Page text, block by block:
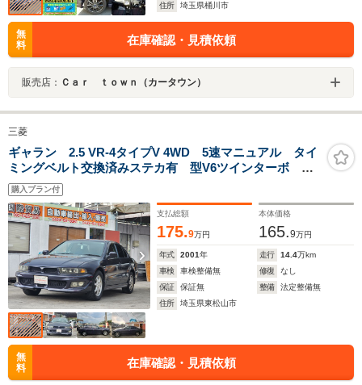
住所
埼玉県桶川市
無
料
在庫確認・見積依頼
販売店： Ｃａｒ ｔｏｗｎ（カータウン）
三菱
ギャラン 2.5 VR-4タイプV 4WD 5速マニュアル タイ
ミングベルト交換済みステカ有 型V6ツインターボ エ
ンジン レカロシートアルミホイール 4WD車 ABS
運転席エアバッグ 助手席エアバッグフロントフォグラ
ンプ
購入プラン付
支払総額
175.9万円
本体価格
165.9万円
年式 2001年 走行 14.4万km
車検
車検整備無 修復
なし
保証
保証無 整備
法定整備無
住所
埼玉県東松山市
無
料
在庫確認・見積依頼